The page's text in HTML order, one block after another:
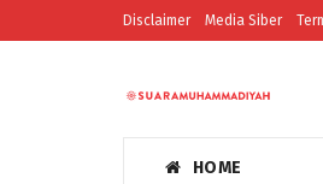
Disclaimer Media Siber
HOME